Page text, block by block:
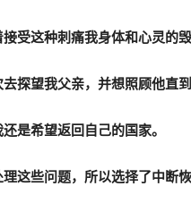
受这种刺痛我身体和心灵的毁
探望我父亲，并想照顾他直到
是希望返回自己的国家。
这些问题，所以选择了中断